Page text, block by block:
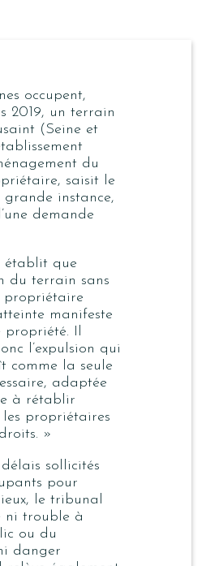
occupent,
2019, un terrain
(Seine et
du
saisit le
instance,
demande
établit que
du terrain sans
propriétaire
manifeste
Il
l’expulsion qui
comme la seule
adaptée
à rétablir
les propriétaires
»
sollicités
pour
le tribunal
ni trouble à
ou du
danger